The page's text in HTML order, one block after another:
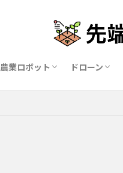
農業ロボット
農業ロボットメーカー比較15
ドローン
ドローン農
ハウス用遮